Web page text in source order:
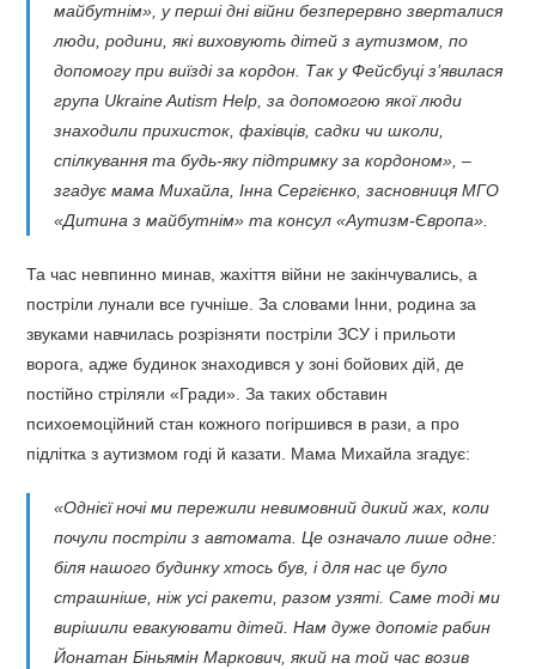
майбутнім», у перші дні війни безперервно зверталися
люди, родини, які виховують дітей з аутизмом, по
допомогу при виїзді за кордон. Так у Фейсбуці з’явилася
група Ukraine Autism Help, за допомогою якої люди
знаходили прихисток, фахівців, садки чи школи,
спілкування та будь-яку підтримку за кордоном», –
згадує мама Михайла, Інна Сергієнко, засновниця МГО
«Дитина з майбутнім» та консул «Аутизм-Європа».
Та час невпинно минав, жахіття війни не закінчувались, а
постріли лунали все гучніше. За словами Інни, родина за
звуками навчилась розрізняти постріли ЗСУ і прильоти
ворога, адже будинок знаходився у зоні бойових дій, де
постійно стріляли «Гради». За таких обставин
психоемоційний стан кожного погіршився в рази, а про
підлітка з аутизмом годі й казати. Мама Михайла згадує:
«Однієї ночі ми пережили невимовний дикий жах, коли
почули постріли з автомата. Це означало лише одне:
біля нашого будинку хтось був, і для нас це було
страшніше, ніж усі ракети, разом узяті. Саме тоді ми
вирішили евакуювати дітей. Нам дуже допоміг рабин
Йонатан Біньямін Маркович, який на той час возив